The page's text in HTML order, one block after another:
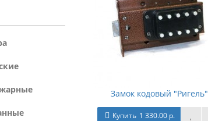
Замок кодовый "Ригель"
Купить 1 330.00 р.